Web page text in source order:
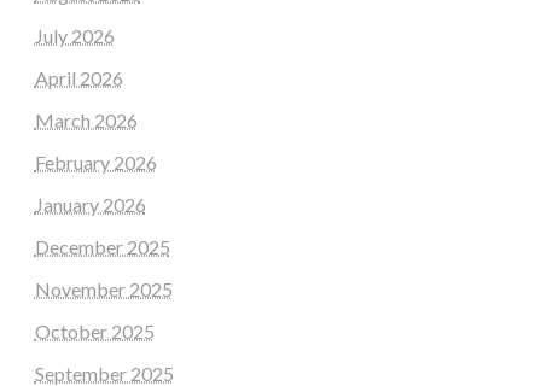
July 2026
April 2026
March 2026
February 2026
January 2026
December 2025
November 2025
October 2025
September 2025